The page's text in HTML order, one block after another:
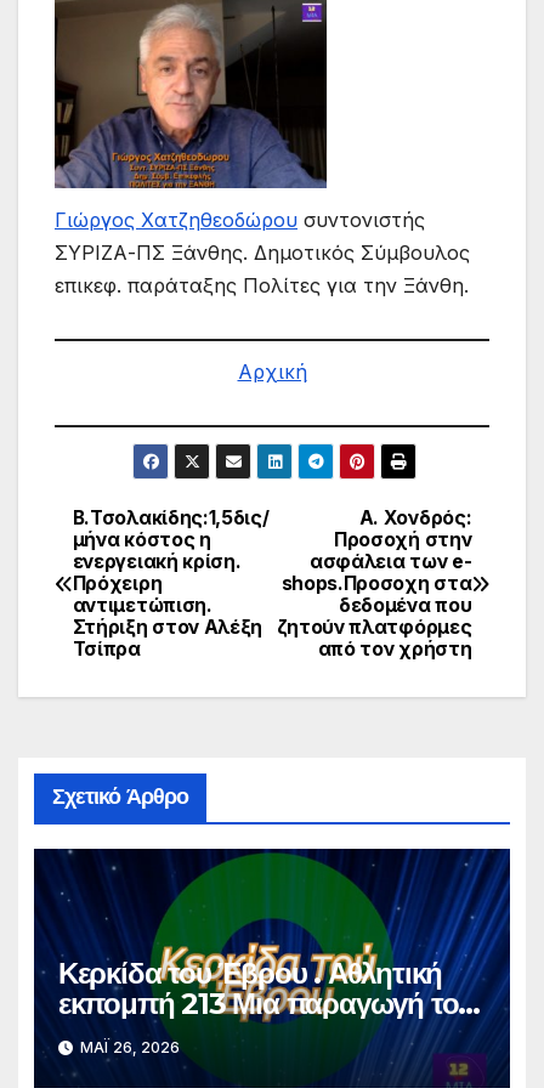
Γιώργος Χατζηθεοδώρου συντονιστής
ΣΥΡΙΖΑ-ΠΣ Ξάνθης. Δημοτικός Σύμβουλος
επικεφ. παράταξης Πολίτες για την Ξάνθη.
Αρχική
Πλοήγηση
άρθρων
Α. Χονδρός:
Προσοχή στην
ασφάλεια των e-
shops.Προσοχη στα
δεδομένα που
ζητούν πλατφόρμες
από τον χρήστη
Β.Τσολακίδης:1,5δις/
μήνα κόστος η
ενεργειακή κρίση.
Πρόχειρη
αντιμετώπιση.
Στήριξη στον Αλέξη
Τσίπρα
Σχετικό Άρθρο
Κερκίδα του Έβρου . Αθλητική
εκπομπή 213 Μια παραγωγή του
dodekamemia Video Pro
ΜΆΙ 26, 2026